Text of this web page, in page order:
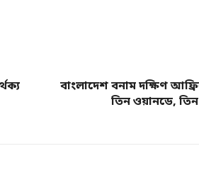
বাংলাদেশ বনাম দক্ষিণ
তিন ওয়ানডে, তিন